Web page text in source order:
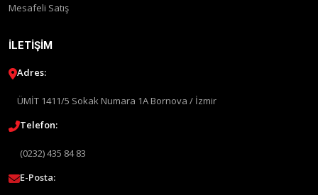
Mesafeli Satış
İLETIŞIM
Adres:
ÜMİT 1411/5 Sokak Numara 1A Bornova / İzmir
Telefon:
(0232) 435 84 83
E-Posta: